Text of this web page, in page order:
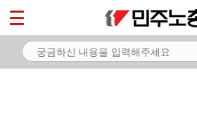
마이페이지
소개